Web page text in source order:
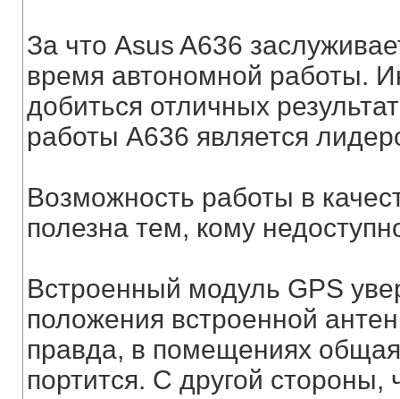
За что Asus A636
время автономной работы.
добиться отличных
работы А636 является
Возможность работы в
полезна тем, кому
Встроенный модуль GPS
положения встроенной
правда, в помещениях
портится. С другой стороны,